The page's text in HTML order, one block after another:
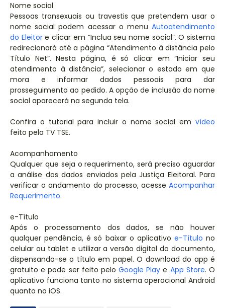
Nome social
Pessoas transexuais ou travestis que pretendem usar o
nome social podem acessar o menu Autoatendimento
do Eleitore clicar em “Inclua seu nome social”. O sistema
redirecionará até a página “Atendimento à distância pelo
Título Net”. Nesta página, é só clicar em “Iniciar seu
atendimento à distância”, selecionar o estado em que
mora e informar dados pessoais para dar
prosseguimento ao pedido. A opção de inclusão do nome
social aparecerá na segunda tela.
Confira o tutorial para incluir o nome social em vídeo
feito pela TV TSE.
Acompanhamento
Qualquer que seja o requerimento, será preciso aguardar
a análise dos dados enviados pela Justiça Eleitoral. Para
verificar o andamento do processo, acesse Acompanhar
Requerimento.
e-Título
Após o processamento dos dados, se não houver
qualquer pendência, é só baixar o aplicativo e-Título no
celular ou tablet e utilizar a versão digital do documento,
dispensando-se o título em papel. O download do app é
gratuito e pode ser feito peloGoogle Play e App Store. O
aplicativo funciona tanto no sistema operacional Android
quanto no iOS.